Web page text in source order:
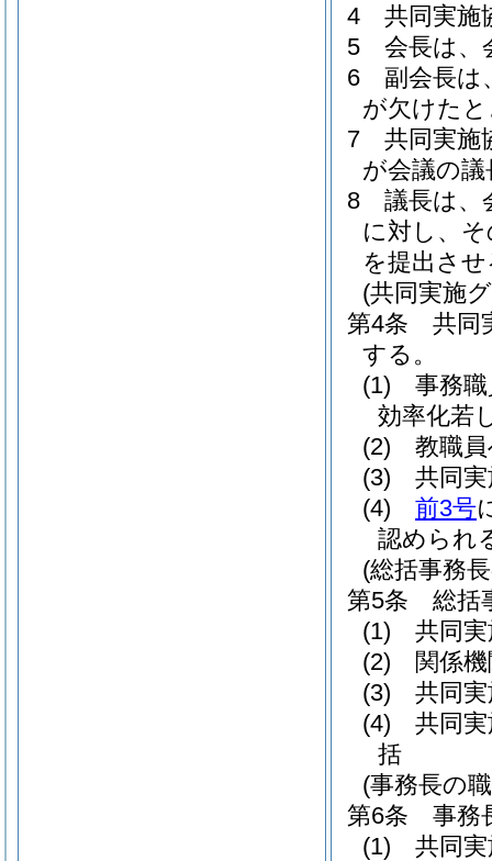
4
共同実施
5
会長は、
6
副会長は
が欠けた
7
共同実施
が会議の
8
議長は、
に対し、
を提出さ
(共同実施
第4条
共同
する。
(1)
事務
効率化若
(2)
教職
(3)
共同
(4)
前3号
認められ
(総括事務
第5条
総括
(1)
共同
(2)
関係
(3)
共同
(4)
共同
括
(事務長の
第6条
事務
(1)
共同